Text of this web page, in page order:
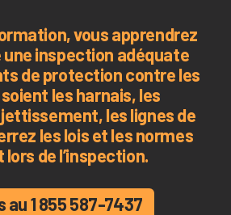
vous apprendrez
inspection adéquate
de protection contre les
les harnais, les
les lignes de
les lois et les normes
lors de l’inspection.
1 855 587-7437